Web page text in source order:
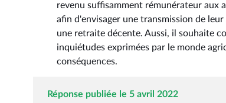
revenu suffisamment rémunérateur aux
afin d'envisager une transmission de
une retraite décente. Aussi, il souhaite
inquiétudes exprimées par le monde
conséquences.
Réponse publiée le 5 avril 2022